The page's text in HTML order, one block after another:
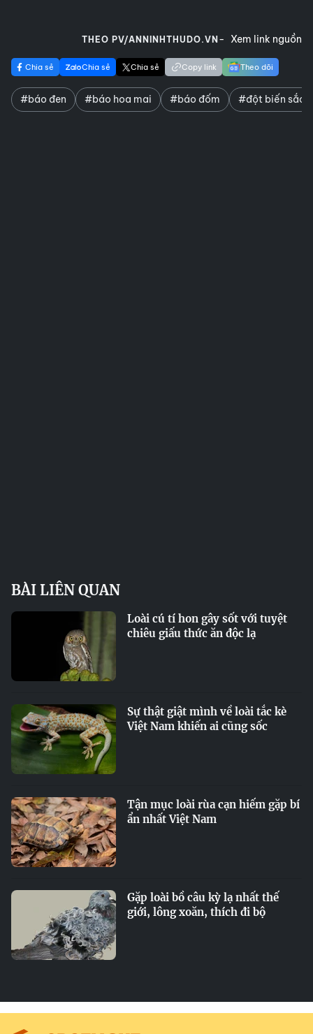
THEO PV/ANNINHTHUDO.VN Xem link nguồn
Chia sẻ Chia sẻ Chia sẻ Copy link Theo dõi
#báo đen #báo hoa mai #báo đốm #đột biến sắc
BÀI LIÊN QUAN
Loài cú tí hon gây sốt với tuyệt
chiêu giấu thức ăn độc lạ
Sự thật giật mình về loài tắc kè
Việt Nam khiến ai cũng sốc
Tận mục loài rùa cạn hiếm gặp bí
ẩn nhất Việt Nam
Gặp loài bồ câu kỳ lạ nhất thế
giới, lông xoăn, thích đi bộ